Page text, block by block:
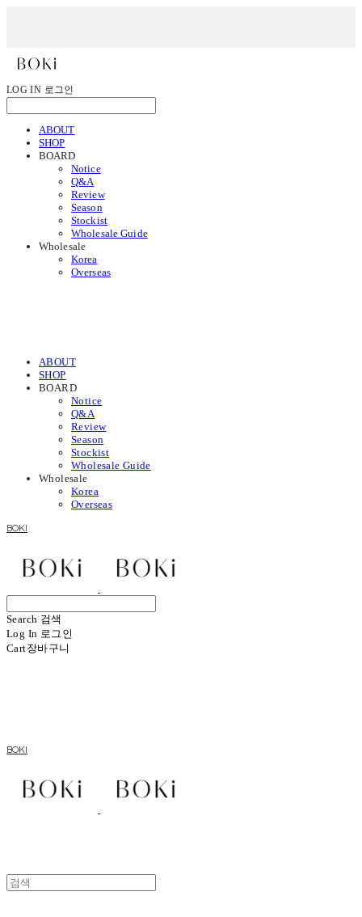
LOG IN 로그인
ABOUT
SHOP
BOARD
Notice
Q&A
Review
Season
Stockist
Wholesale Guide
Wholesale
Korea
Overseas
ABOUT
SHOP
BOARD
Notice
Q&A
Review
Season
Stockist
Wholesale Guide
Wholesale
Korea
Overseas
BOKI
Search 검색
Log In 로그인
Cart장바구니
BOKI